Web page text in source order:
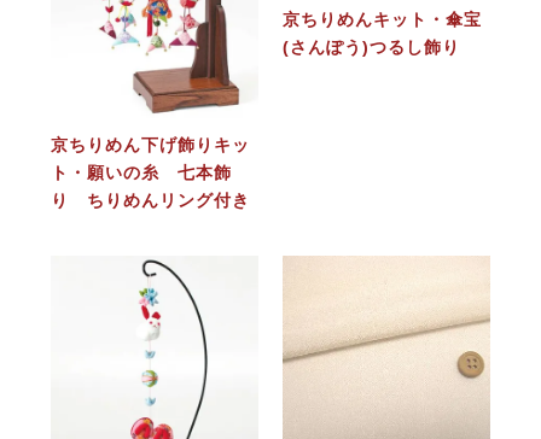
京ちりめん下げ飾りキッ
ト・願いの糸 七本飾
り ちりめんリング付き
京ちりめんキット・傘宝
(さんぽう)つるし飾り